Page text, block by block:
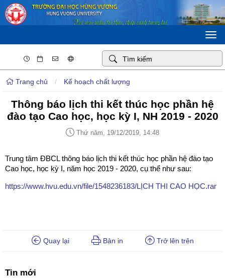
Trang chủ / Kế hoạch chất lượng
Thông báo lịch thi kết thúc học phần hệ
đào tạo Cao học, học kỳ I, NH 2019 - 2020
Thứ năm, 19/12/2019, 14:48
Trung tâm ĐBCL thông báo lịch thi kết thúc học phần hệ đào tạo
Cao học, học kỳ I, năm học 2019 - 2020, cụ thể như sau:
https://www.hvu.edu.vn/file/1548236183/LỊCH THI CAO HỌC.rar
Quay lại Bản in Trở lên trên
Tin mới